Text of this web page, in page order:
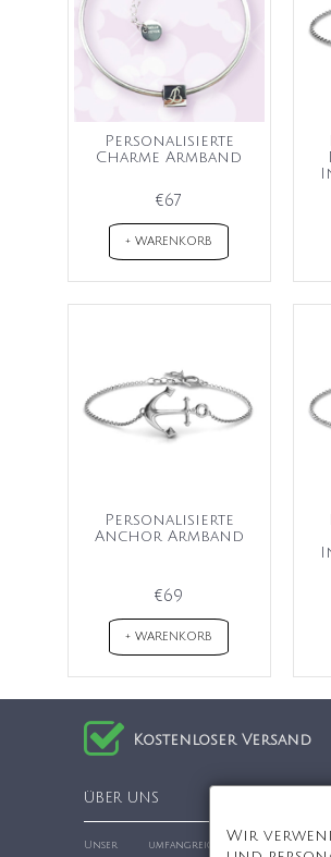
Personalisierte
Charme Armband
€67
+ WARENKORB
Personalisierte
Anchor Armband
€69
+ WARENKORB
Kostenloser Versand
ÜBER UNS
Unser umfangreiches
Wir